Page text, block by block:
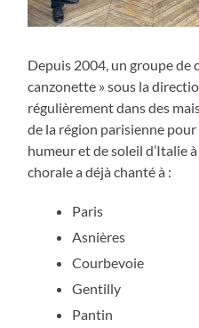
Depuis 2004, un groupe de
canzonette » sous la
régulièrement dans des
de la région parisienne
humeur et de soleil d’Italie
chorale a déjà chanté à :
Paris
Asnières
Courbevoie
Gentilly
Pantin